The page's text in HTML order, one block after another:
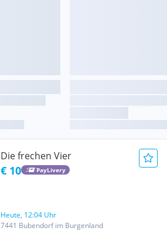
Die frechen Vier
€ 10 PayLivery
Heute, 12:04 Uhr
7441 Bubendorf im Burgenland